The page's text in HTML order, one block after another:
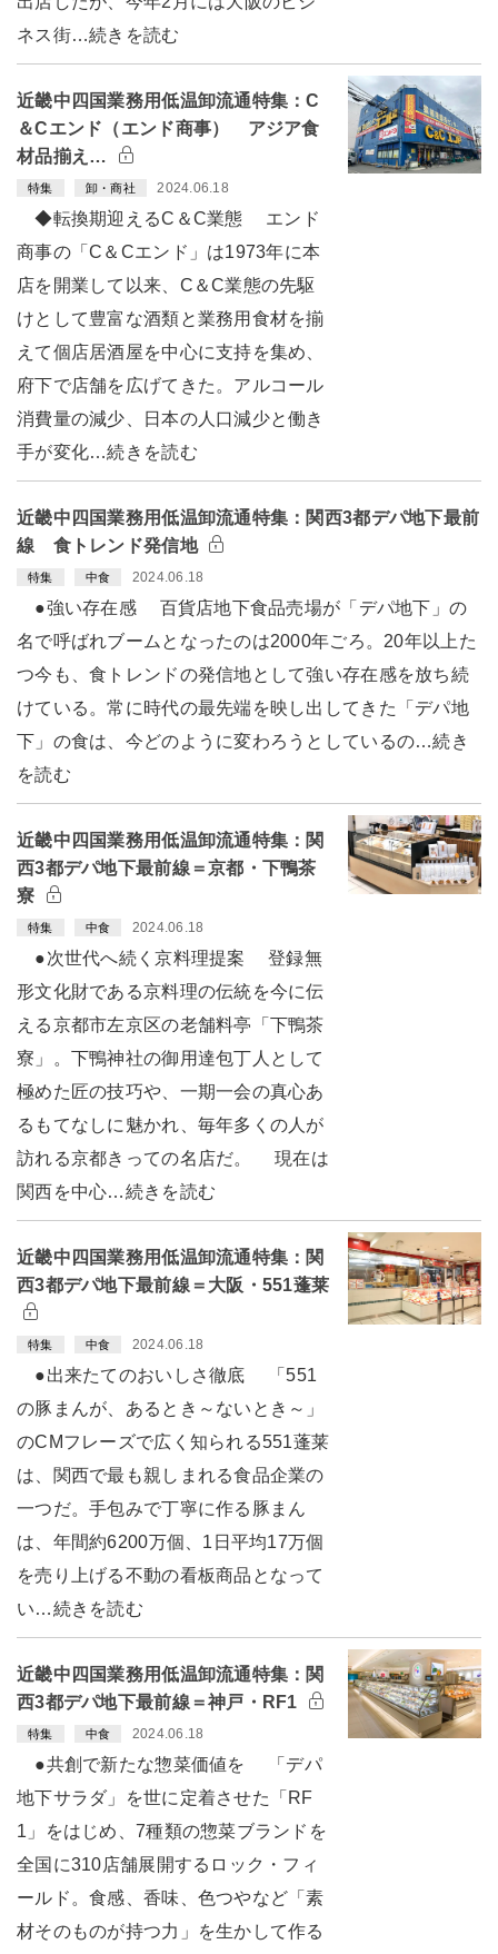
ネス街…続きを読む
近畿中四国業務用低温卸流通特集：C
＆Cエンド（エンド商事） アジア食
材品揃え…
特集 卸・商社 2024.06.18
◆転換期迎えるC＆C業態 エンド
商事の「C＆Cエンド」は1973年に本
店を開業して以来、C＆C業態の先駆
けとして豊富な酒類と業務用食材を揃
えて個店居酒屋を中心に支持を集め、
府下で店舗を広げてきた。アルコール
消費量の減少、日本の人口減少と働き
手が変化…続きを読む
近畿中四国業務用低温卸流通特集：関西3都デパ地下最前
線 食トレンド発信地
特集 中食 2024.06.18
●強い存在感 百貨店地下食品売場が「デパ地下」の
名で呼ばれブームとなったのは2000年ごろ。20年以上た
つ今も、食トレンドの発信地として強い存在感を放ち続
けている。常に時代の最先端を映し出してきた「デパ地
下」の食は、今どのように変わろうとしているの…続き
を読む
近畿中四国業務用低温卸流通特集：関
西3都デパ地下最前線＝京都・下鴨茶
寮
特集 中食 2024.06.18
●次世代へ続く京料理提案 登録無
形文化財である京料理の伝統を今に伝
える京都市左京区の老舗料亭「下鴨茶
寮」。下鴨神社の御用達包丁人として
極めた匠の技巧や、一期一会の真心あ
るもてなしに魅かれ、毎年多くの人が
訪れる京都きっての名店だ。 現在は
関西を中心…続きを読む
近畿中四国業務用低温卸流通特集：関
西3都デパ地下最前線＝大阪・551蓬莱
特集 中食 2024.06.18
●出来たてのおいしさ徹底 「551
の豚まんが、あるとき～ないとき～」
のCMフレーズで広く知られる551蓬莱
は、関西で最も親しまれる食品企業の
一つだ。手包みで丁寧に作る豚まん
は、年間約6200万個、1日平均17万個
を売り上げる不動の看板商品となって
い…続きを読む
近畿中四国業務用低温卸流通特集：関
西3都デパ地下最前線＝神戸・RF1
特集 中食 2024.06.18
●共創で新たな惣菜価値を 「デパ
地下サラダ」を世に定着させた「RF
1」をはじめ、7種類の惣菜ブランドを
全国に310店舗展開するロック・フィ
ールド。食感、香味、色つやなど「素
材そのものが持つ力」を生かして作る